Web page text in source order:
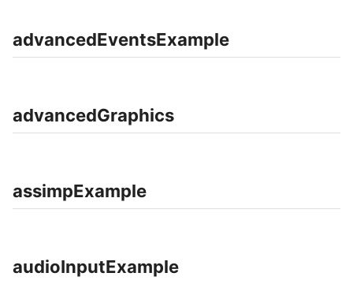
advancedEventsExample
advancedGraphics
assimpExample
audioInputExample